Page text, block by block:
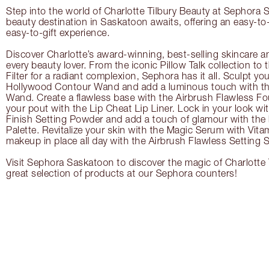
Step into the world of Charlotte Tilbury Beauty at Sephora
beauty destination in Saskatoon awaits, offering an easy-
easy-to-gift experience.
Discover Charlotte’s award-winning, best-selling skincare
every beauty lover. From the iconic Pillow Talk collection to
Filter for a radiant complexion, Sephora has it all. Sculpt
Hollywood Contour Wand and add a luminous touch with
Wand. Create a flawless base with the Airbrush Flawless
your pout with the Lip Cheat Lip Liner. Lock in your look
Finish Setting Powder and add a touch of glamour with the
Palette. Revitalize your skin with the Magic Serum with
makeup in place all day with the Airbrush Flawless Setting
Visit Sephora Saskatoon to discover the magic of Charlotte
great selection of products at our Sephora counters!